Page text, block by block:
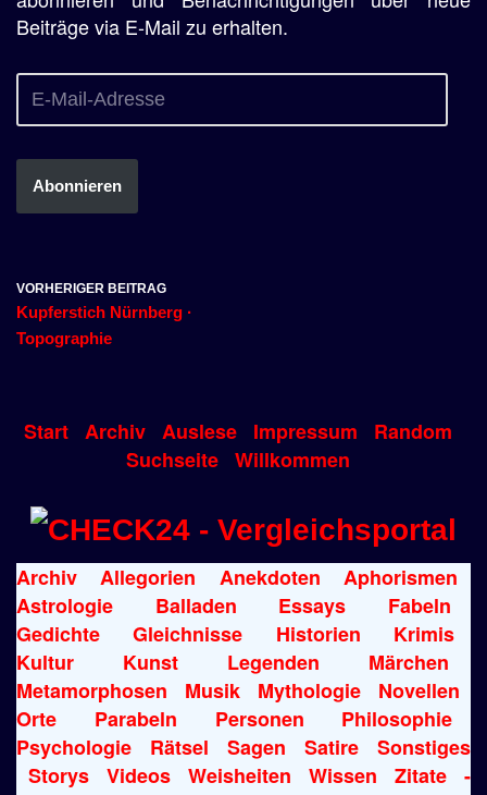
Beiträge via E-Mail zu erhalten.
Abonnieren
VORHERIGER BEITRAG
Kupferstich Nürnberg ·
Topographie
Start Archiv Auslese Impressum
Random
Suchseite Willkommen
Archiv Allegorien Anekdoten
Aphorismen
Astrologie
Balladen Essays
Fabeln
Gedichte
Gleichnisse Historien
Krimis
Kultur
Kunst Legenden
Märchen
Metamorphosen
Musik Mythologie
Novellen
Orte
Parabeln Personen
Philosophie
Psychologie
Rätsel Sagen Satire
Sonstiges
Storys
Videos Weisheiten Wissen Zitate
-